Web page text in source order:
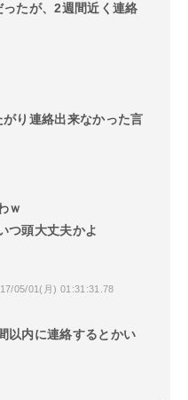
たが、2週間近く連絡
り連絡出来なかった言
ｗ
つ頭大丈夫かよ
05/01(月) 01:31:31.78
以内に連絡するとかい